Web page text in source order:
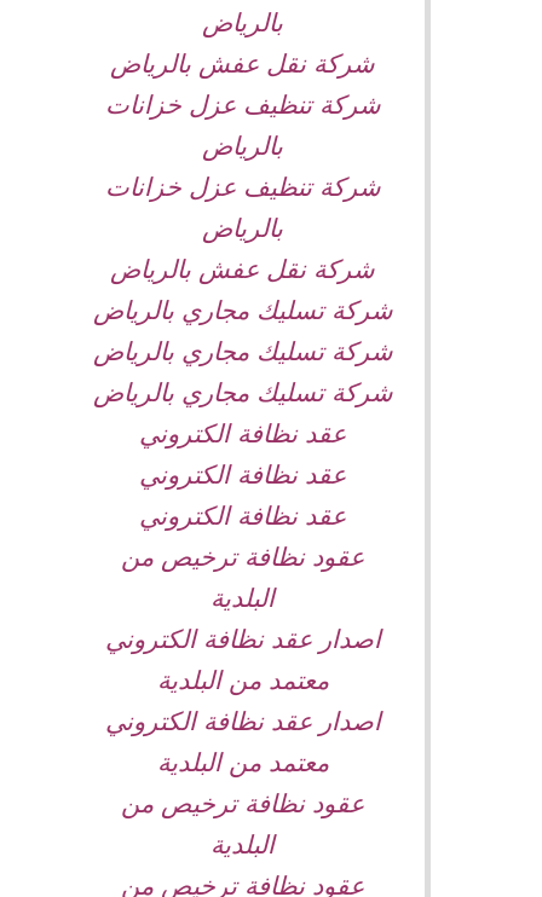
بالرياض
شركة نقل عفش بالرياض
شركة تنظيف عزل خزانات
بالرياض
شركة تنظيف عزل خزانات
بالرياض
شركة نقل عفش بالرياض
شركة تسليك مجاري بالرياض
شركة تسليك مجاري بالرياض
شركة تسليك مجاري بالرياض
عقد نظافة الكتروني
عقد نظافة الكتروني
عقد نظافة الكتروني
عقود نظافة ترخيص من
البلدية
اصدار عقد نظافة الكتروني
معتمد من البلدية
اصدار عقد نظافة الكتروني
معتمد من البلدية
عقود نظافة ترخيص من
البلدية
عقود نظافة ترخيص من